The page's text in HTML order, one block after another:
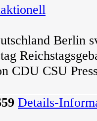
Berlin
CDU CSU
Details-